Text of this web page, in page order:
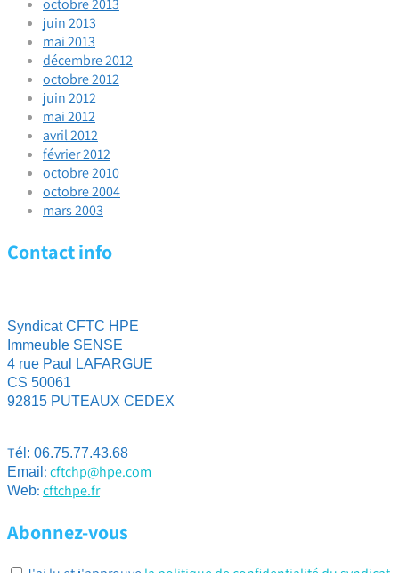
octobre 2013
juin 2013
mai 2013
décembre 2012
octobre 2012
juin 2012
mai 2012
avril 2012
février 2012
octobre 2010
octobre 2004
mars 2003
Contact info
Syndicat CFTC HPE
Immeuble SENSE
4 rue Paul LAFARGUE
CS 50061
92815 PUTEAUX CEDEX
Tél: 06.75.77.43.68
Email :cftchp@hpe.com
Web:cftchpe.fr
Abonnez-vous